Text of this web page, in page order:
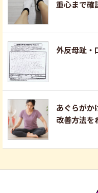
重心まで確
外反母趾・
あぐらがか
改善方法を